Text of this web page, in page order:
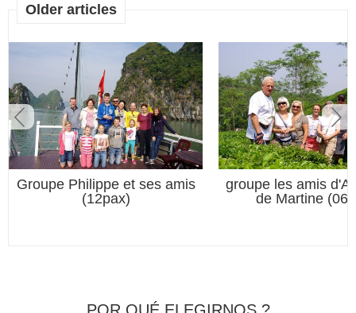
Older articles
Groupe Philippe et ses amis
(12pax)
groupe les amis
de Martine